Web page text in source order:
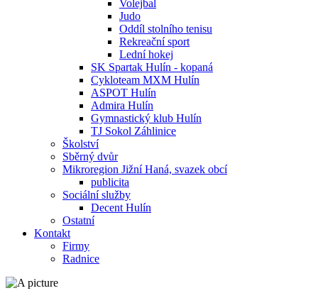
Volejbal
Judo
Oddíl stolního tenisu
Rekreační sport
Lední hokej
SK Spartak Hulín - kopaná
Cykloteam MXM Hulín
ASPOT Hulín
Admira Hulín
Gymnastický klub Hulín
TJ Sokol Záhlinice
Školství
Sběrný dvůr
Mikroregion Jižní Haná, svazek obcí
publicita
Sociální služby
Decent Hulín
Ostatní
Kontakt
Firmy
Radnice